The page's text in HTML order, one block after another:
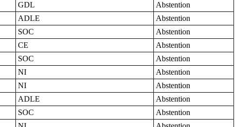
GDL
Abstention
ADLE
Abstention
SOC
Abstention
CE
Abstention
SOC
Abstention
NI
Abstention
NI
Abstention
ADLE
Abstention
SOC
Abstention